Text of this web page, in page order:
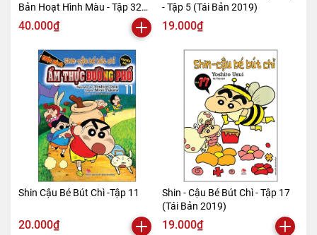
Bản Hoạt Hình Màu - Tập 32
(Tái Bản 2019)
40.000₫
- Tập 5 (Tái Bản 2019)
19.000₫
Shin Cậu Bé Bút Chì -Tập 11
20.000₫
Shin - Cậu Bé Bút Chì - Tập 17
(Tái Bản 2019)
19.000₫